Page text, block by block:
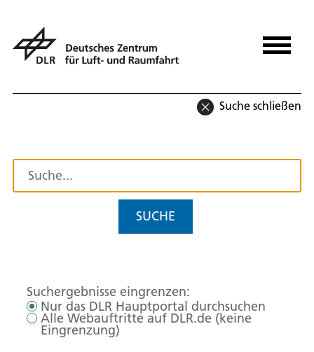
Suche schließen
SUCHE
Suchergebnisse eingrenzen:
Nur das DLR Hauptportal durchsuchen
Alle Webauftritte auf DLR.de (keine
Eingrenzung)